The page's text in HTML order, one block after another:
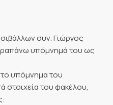
συν. Γιώργος
υπόμνημά του ως
υπόμνημα του
στοιχεία του φακέλου,